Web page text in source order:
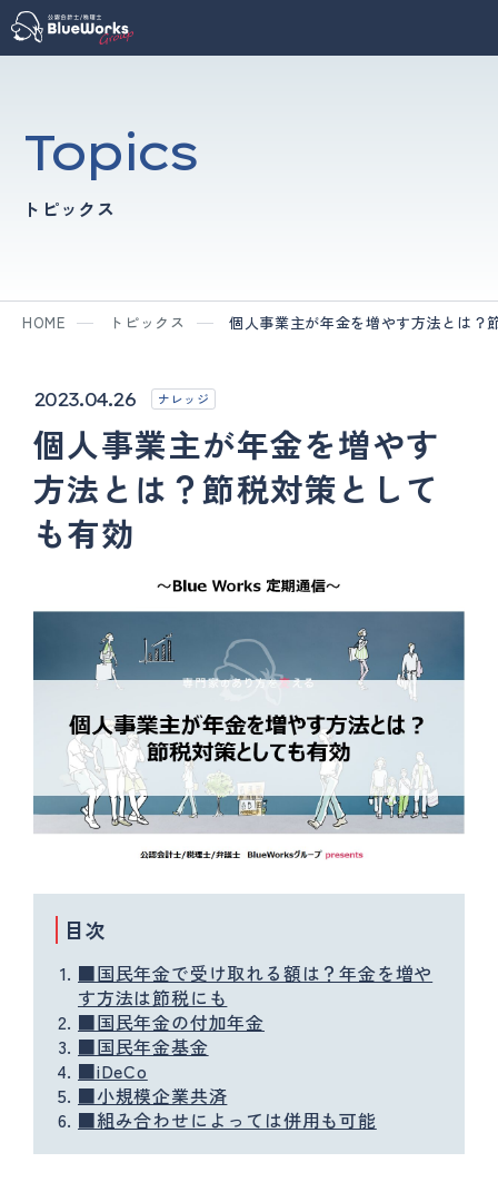
Topics
トピックス
HOME トピックス 個人事業主が年金を増やす方法とは？
2023.04.26 ナレッジ
個人事業主が年金を増やす
方法とは？節税対策として
も有効
目次
■国民年金で受け取れる額は？年金を増や
す方法は節税にも
■国民年金の付加年金
■国民年金基金
■iDeCo
■小規模企業共済
■組み合わせによっては併用も可能